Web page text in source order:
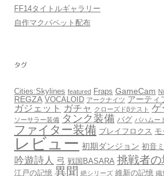
FF14タイトルギャラリー
自作マクパペット配布
タグ
Cities:Skylines featured Fraps GameCam
REGZA VOCALOID アークナイツ アーティ
ガジェット ガチャ クローズドβテスト ゲ
ソーサラー装備 タンク装備 バグ バハムー
ファイター装備 ブレイフロクス モ
レビュー 初期ダンジョン 初音
吟遊詩人 弓 戦国BASARA 挑戦者の
江戸の記憶 異聞 絶シリーズ 維新の記憶 織